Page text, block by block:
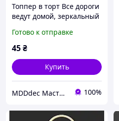
Топпер в торт Все дороги
ведут домой, зеркальный
на ножке
Готово к отправке
45₴
Купить
MDDdec Мастерская Дизайна и Декора. 100%